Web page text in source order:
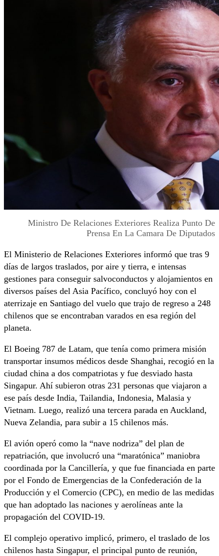
Ministro De Relaciones Exteriores Realiza Punto De
Prensa En La Camara De Diputados
El Ministerio de Relaciones Exteriores informó que tras 9
días de largos traslados, por aire y tierra, e intensas
gestiones para conseguir salvoconductos y alojamientos en
diversos países del Asia Pacífico, concluyó hoy con el
aterrizaje en Santiago del vuelo que trajo de regreso a 248
chilenos que se encontraban varados en esa región del
planeta.
El Boeing 787 de Latam, que tenía como primera misión
transportar insumos médicos desde Shanghai, recogió en la
ciudad china a dos compatriotas y fue desviado hasta
Singapur. Ahí subieron otras 231 personas que viajaron a
ese país desde India, Tailandia, Indonesia, Malasia y
Vietnam. Luego, realizó una tercera parada en Auckland,
Nueva Zelandia, para subir a 15 chilenos más.
El avión operó como la “nave nodriza” del plan de
repatriación, que involucró una “maratónica” maniobra
coordinada por la Cancillería, y que fue financiada en parte
por el Fondo de Emergencias de la Confederación de la
Producción y el Comercio (CPC), en medio de las medidas
que han adoptado las naciones y aerolíneas ante la
propagación del COVID-19.
El complejo operativo implicó, primero, el traslado de los
chilenos hasta Singapur, el principal punto de reunión,